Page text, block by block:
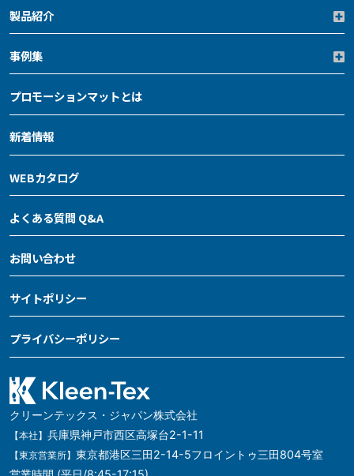
製品紹介
事例集
プロモーションマットとは
新着情報
WEBカタログ
よくある質問 Q&A
お問い合わせ
サイトポリシー
プライバシーポリシー
クリーンテックス・ジャパン株式会社
【本社】 兵庫県神戸市西区高塚台2-1-11
【東京営業所】 東京都港区三田2-14-5フロイントゥ三田804号室